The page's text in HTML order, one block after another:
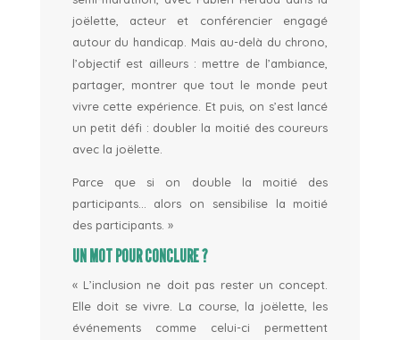
joëlette, acteur et conférencier engagé
autour du handicap. Mais au-delà du chrono,
l’objectif est ailleurs : mettre de l’ambiance,
partager, montrer que tout le monde peut
vivre cette expérience. Et puis, on s’est lancé
un petit défi : doubler la moitié des coureurs
avec la joëlette.
Parce que si on double la moitié des
participants… alors on sensibilise la moitié
des participants. »
UN MOT POUR CONCLURE ?
« L’inclusion ne doit pas rester un concept.
Elle doit se vivre. La course, la joëlette, les
événements comme celui-ci permettent